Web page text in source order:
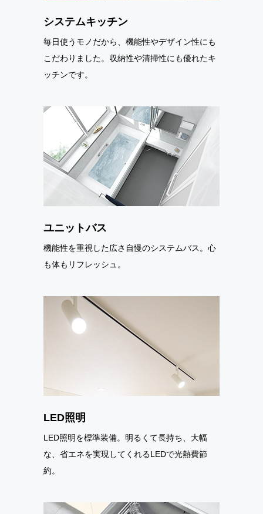
システムキッチン
毎日使うモノだから、機能性やデザイン性にも
こだわりました。収納性や清掃性にも優れたキ
ッチンです。
ユニットバス
機能性を重視した広さ自慢のシステムバス。心
も体もリフレッシュ。
LED照明
LED照明を標準装備。明るくて長持ち、大幅
な、省エネを実現してくれるLEDで光熱費節
約。